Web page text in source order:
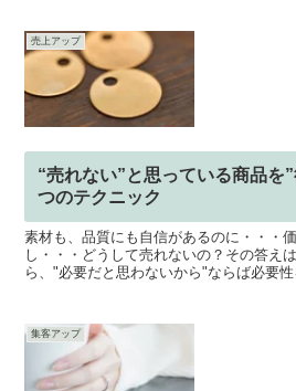
売上アップ
“売れない”と思っている商品を
つのテクニック
素材も、品質にも自信があるのに・・・
し・・・どうして売れないの？その答え
ら、"必要だと思わないから"ならば必要性
集客アップ